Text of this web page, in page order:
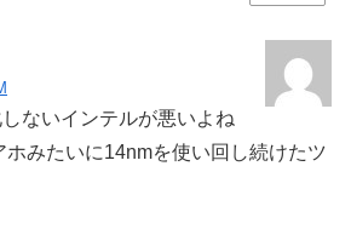
ないインテルが悪いよね
みたいに14nmを使い回し続けたツ